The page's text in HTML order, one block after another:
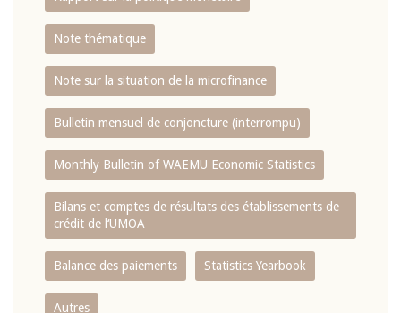
Note thématique
Note sur la situation de la microfinance
Bulletin mensuel de conjoncture (interrompu)
Monthly Bulletin of WAEMU Economic Statistics
Bilans et comptes de résultats des établissements de
crédit de l‘UMOA
Balance des paiements Statistics Yearbook
Autres